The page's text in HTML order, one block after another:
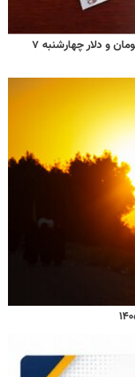
قیمت دینار عراق امروز + نرخ ارز اربعین دولتی به تومان و دلار چهارشنبه ۷